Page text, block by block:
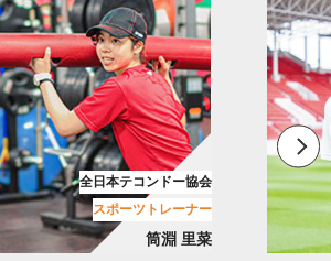
古池 翔吾
メディカルトレーナー
花園近鉄ライナーズ
リーグワン/ラグビーチーム